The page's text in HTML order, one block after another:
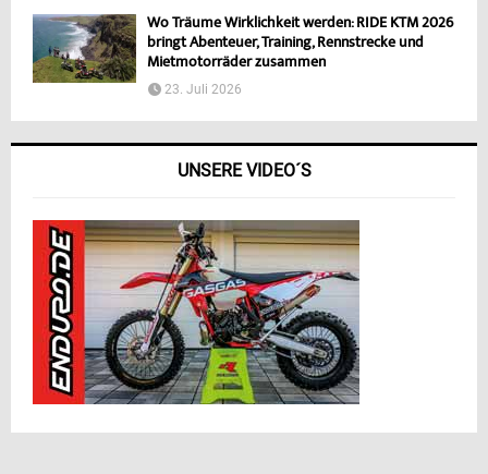
Wo Träume Wirklichkeit werden: RIDE KTM 2026
bringt Abenteuer, Training, Rennstrecke und
Mietmotorräder zusammen
23. Juli 2026
UNSERE VIDEO´S